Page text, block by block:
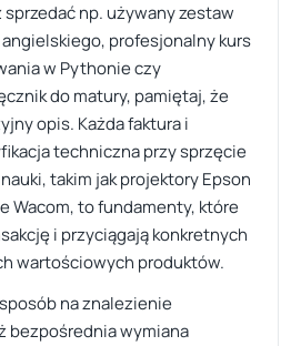
np. używany zestaw
profesjonalny kurs
w Pythonie czy
do matury, pamiętaj, że
opis. Każda faktura i
techniczna przy sprzęcie
takim jak projektory Epson
Wacom, to fundamenty, które
i przyciągają konkretnych
wartościowych produktów.
na znalezienie
bezpośrednia wymiana